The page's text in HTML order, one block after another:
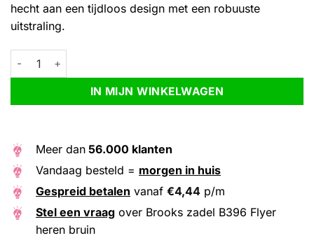
hecht aan een tijdloos design met een robuuste
uitstraling.
Brooks zadel B396 Flyer heren bruin aantal
IN MIJN WINKELWAGEN
Alternative:
Meer dan 56.000 klanten
Vandaag besteld = morgen in huis
Gespreid betalen vanaf €4,44 p/m
Stel een vraag over Brooks zadel B396 Flyer
heren bruin